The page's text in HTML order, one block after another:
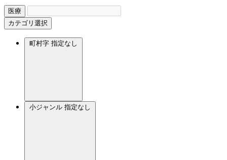
医療
カテゴリ選択
町村字 指定なし
小ジャンル 指定なし